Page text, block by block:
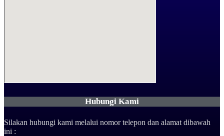
Hubungi Kami
Silakan hubungi kami melalui nomor telepon dan alamat dibawah
ini :